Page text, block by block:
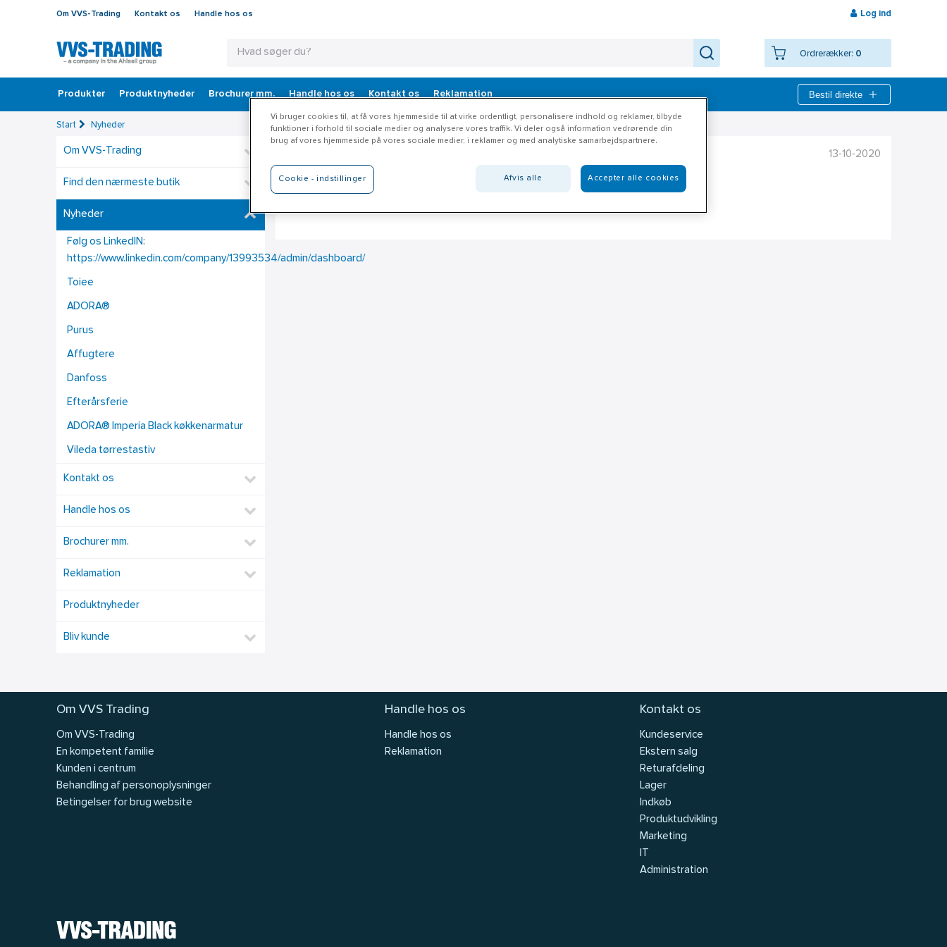
Om VVS-Trading Kontakt os Handle hos os Log ind
Ordrerækker: 0
Produkter Produktnyheder Brochurer mm. Handle hos os Kontakt os Reklamation Bestil direkte
Start Nyheder
Om VVS-Trading
Find den nærmeste butik
Nyheder
Følg os LinkedIN:
https://www.linkedin.com/company/13993534/admin/dashboard/
Toiee
ADORA®
Purus
Affugtere
Danfoss
Efterårsferie
ADORA® Imperia Black køkkenarmatur
Vileda tørrestastiv
Kontakt os
Handle hos os
Brochurer mm.
Reklamation
Produktnyheder
Bliv kunde
13-10-2020
Efterårsferie
Om VVS Trading
Om VVS-Trading
En kompetent familie
Kunden i centrum
Behandling af personoplysninger
Betingelser for brug website
Handle hos os
Handle hos os
Reklamation
Kontakt os
Kundeservice
Ekstern salg
Returafdeling
Lager
Indkøb
Produktudvikling
Marketing
Administration
Vi bruger cookies til, at få vores hjemmeside til at virke ordentligt, personalisere indhold og reklamer, tilbyde
funktioner i forhold til sociale medier og analysere vores traffik. Vi deler også information vedrørende din
brug af vores hjemmeside på vores sociale medier, i reklamer og med analytiske samarbejdspartnere.
Afvis alle Accepter alle cookies
Cookie - indstillinger